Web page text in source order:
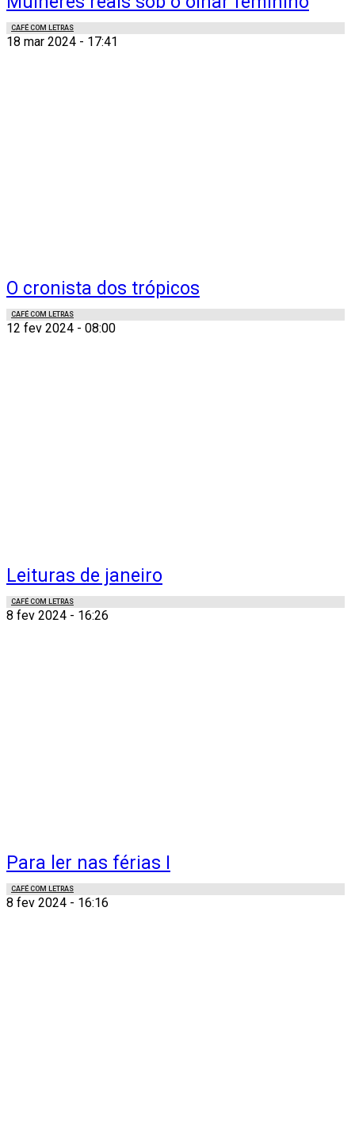
CAFÉ COM LETRAS
18 mar 2024 - 17:41
O cronista dos trópicos
CAFÉ COM LETRAS
12 fev 2024 - 08:00
Leituras de janeiro
CAFÉ COM LETRAS
8 fev 2024 - 16:26
Para ler nas férias I
CAFÉ COM LETRAS
8 fev 2024 - 16:16